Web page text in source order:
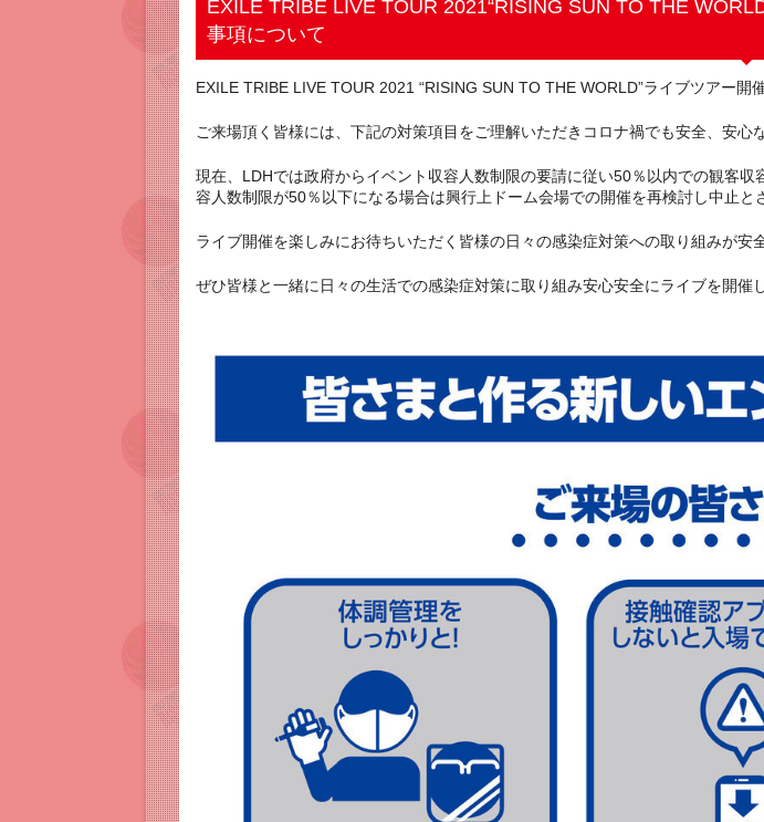
EXILE TRIBE LIVE TOUR 2021“RISING SUN TO THE
事項について
EXILE TRIBE LIVE TOUR 2021 “RISING SUN TO THE WORLD”ライブツアー開
ご来場頂く皆様には、下記の対策項目をご理解いただきコロナ禍でも安全、安心
現在、LDHでは政府からイベント収容人数制限の要請に従い50％以内での観客
容人数制限が50％以下になる場合は興行上ドーム会場での開催を再検討し中止と
ライブ開催を楽しみにお待ちいただく皆様の日々の感染症対策への取り組みが安
ぜひ皆様と一緒に日々の生活での感染症対策に取り組み安心安全にライブを開催